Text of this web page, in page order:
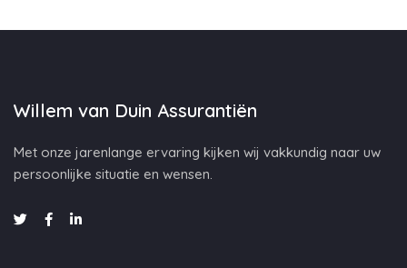
Willem van Duin Assurantiën
Met onze jarenlange ervaring kijken wij vakkundig naar uw
persoonlijke situatie en wensen.